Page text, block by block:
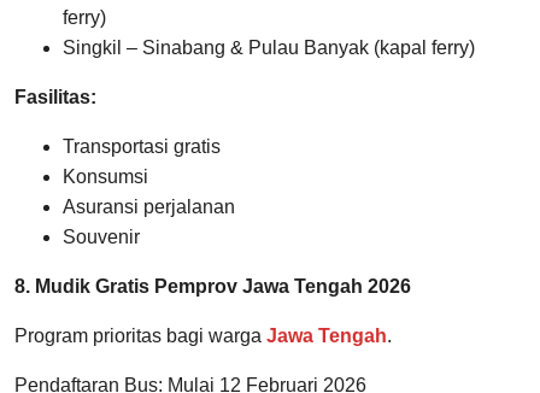
ferry)
Singkil – Sinabang & Pulau Banyak (kapal ferry)
Fasilitas:
Transportasi gratis
Konsumsi
Asuransi perjalanan
Souvenir
8. Mudik Gratis Pemprov Jawa Tengah 2026
Program prioritas bagi warga Jawa Tengah.
Pendaftaran Bus: Mulai 12 Februari 2026